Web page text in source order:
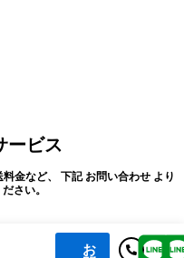
ービス
金など、 下記 お問い合わせ より
さい。
お